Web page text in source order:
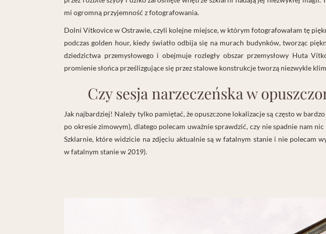
mi ogromną przyjemność z fotografowania.
Dolní Vítkovice w Ostrawie, czyli kolejne miejsce, w którym fotografowałam tę
podczas golden hour, kiedy światło odbija się na murach budynków, tworząc
dziedzictwa przemysłowego i obejmuje rozległy obszar przemysłowy Huta
promienie słońca prześlizgujące się przez stalowe konstrukcje tworzą niezwykle
Czy sesja narzeczeńska w
Jak najbardziej! Należy tylko pamiętać, że opuszczone lokalizacje są często w
po okresie zimowym), dlatego polecam uważnie sprawdzić, czy nie spadnie nam
Szklarnie, które widzicie na zdjęciu aktualnie są w fatalnym stanie i nie polecam
w fatalnym stanie w 2019).